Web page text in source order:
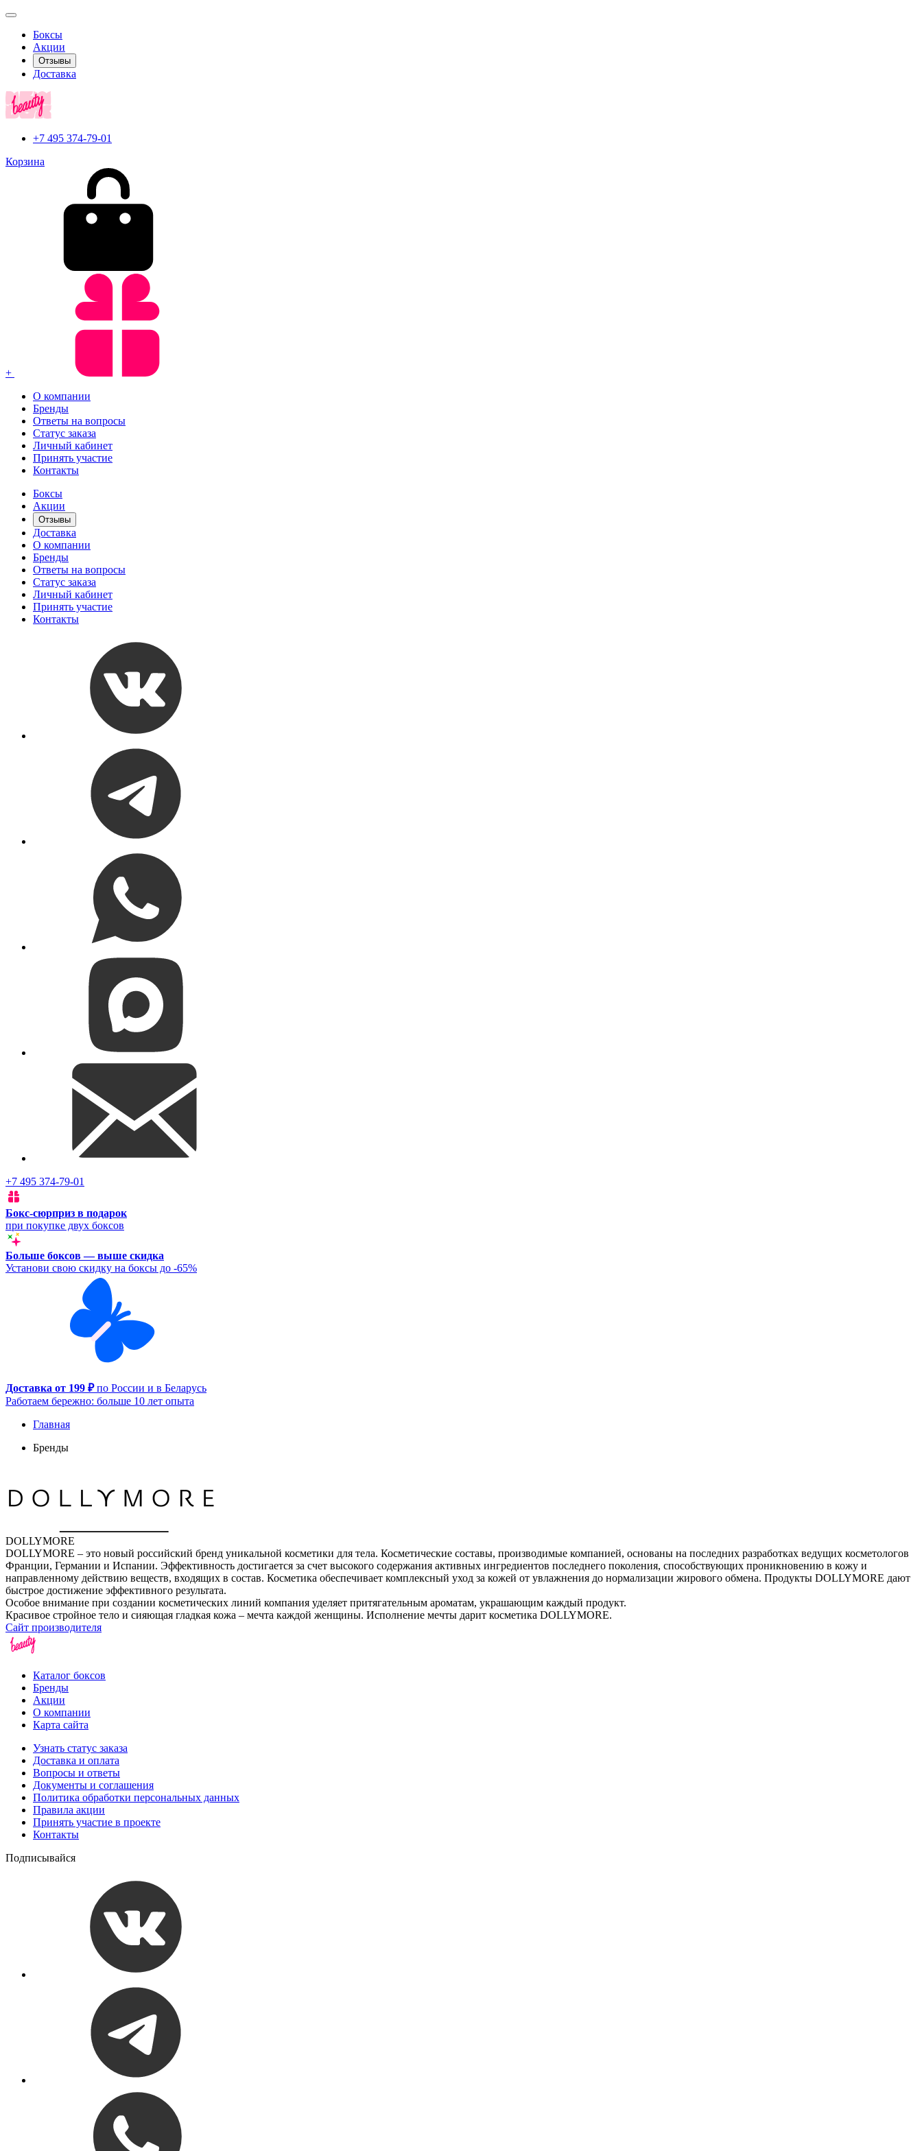
Боксы
Акции
Отзывы
Доставка
+7 495 374-79-01
Корзина
+
О компании
Бренды
Ответы на вопросы
Статус заказа
Личный кабинет
Принять участие
Контакты
Боксы
Акции
Отзывы
Доставка
О компании
Бренды
Ответы на вопросы
Статус заказа
Личный кабинет
Принять участие
Контакты
+7 495 374-79-01
Бокс-сюрприз в подарок
при покупке двух боксов
Больше боксов — выше скидка
Установи свою скидку на боксы до -65%
Доставка от 199 ₽по России и в Беларусь
Работаем бережно: больше 10 лет опыта
Главная
Бренды
DOLLYMORE
DOLLYMORE – это новый российский бренд уникальной косметики для тела. Косметические составы, производимые компанией, основаны на последних разработках ведущих косметологов
Франции, Германии и Испании. Эффективность достигается за счет высокого содержания активных ингредиентов последнего поколения, способствующих проникновению в кожу и
направленному действию веществ, входящих в состав. Косметика обеспечивает комплексный уход за кожей от увлажнения до нормализации жирового обмена. Продукты DOLLYMORE дают
быстрое достижение эффективного результата.
Особое внимание при создании косметических линий компания уделяет притягательным ароматам, украшающим каждый продукт.
Красивое стройное тело и сияющая гладкая кожа – мечта каждой женщины. Исполнение мечты дарит косметика DOLLYMORE.
Сайт производителя
Каталог боксов
Бренды
Акции
О компании
Карта сайта
Узнать статус заказа
Доставка и оплата
Вопросы и ответы
Документы и соглашения
Политика обработки персональных данных
Правила акции
Принять участие в проекте
Контакты
Подписывайся